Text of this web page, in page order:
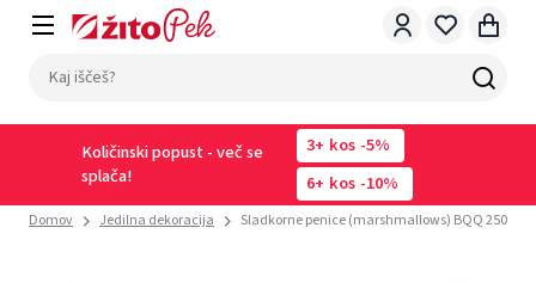
Količinski popust - več se
splača!
3 kos -5%
6
kos -10%
Domov Jedilna dekoracija Sladkorne penice (marshmallows) BQQ 250g